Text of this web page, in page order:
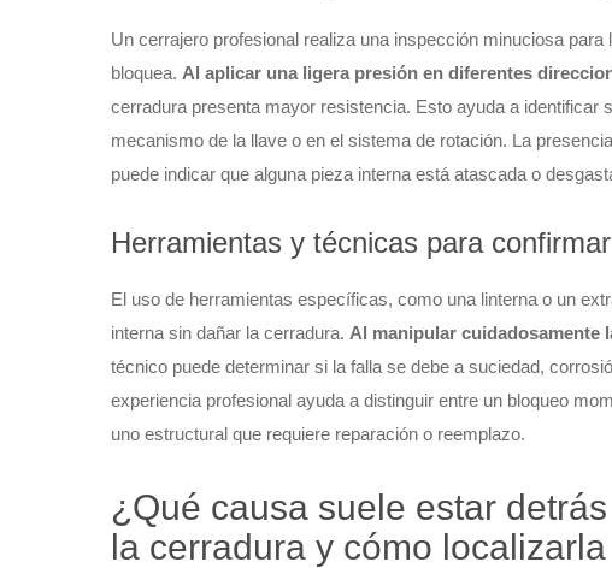
Un cerrajero profesional realiza una inspección minuciosa
bloquea. Al aplicar una ligera presión en diferentes
cerradura presenta mayor resistencia. Esto ayuda a identificar
mecanismo de la llave o en el sistema de rotación. La
puede indicar que alguna pieza interna está atascada o
Herramientas y técnicas para
El uso de herramientas específicas, como una linterna o un
interna sin dañar la cerradura. Al manipular cuidadosamente
técnico puede determinar si la falla se debe a suciedad,
experiencia profesional ayuda a distinguir entre un bloqueo
uno estructural que requiere reparación o reemplazo.
¿Qué causa suele estar
la cerradura y cómo